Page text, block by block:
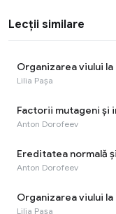
Lecții similare
Organizarea viului
Lilia Pașa
Factorii mutageni și
Anton Dorofeev
Ereditatea normală
Anton Dorofeev
Organizarea viului
Lilia Pașa